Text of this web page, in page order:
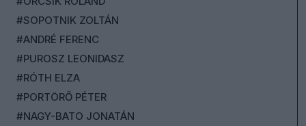
#SOPOTNIK ZOLTÁN
#ANDRÉ FERENC
#PUROSZ LEONIDASZ
#RÓTH ELZA
#PORTÖRŐ PÉTER
#NAGY-BATO JONATÁN